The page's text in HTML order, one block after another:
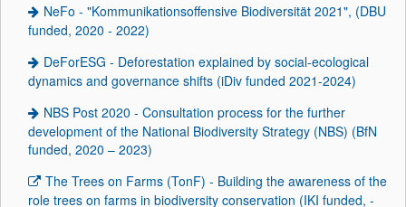
NeFo - "Kommunikationsoffensive Biodiversität 2021", (DBU
funded, 2020 - 2022)
DeForESG - Deforestation explained by social-ecological
dynamics and governance shifts (iDiv funded 2021-2024)
NBS Post 2020 - Consultation process for the further
development of the National Biodiversity Strategy (NBS) (BfN
funded, 2020 – 2023)
The Trees on Farms (TonF) - Building the awareness of the
role trees on farms in biodiversity conservation (IKI funded, -